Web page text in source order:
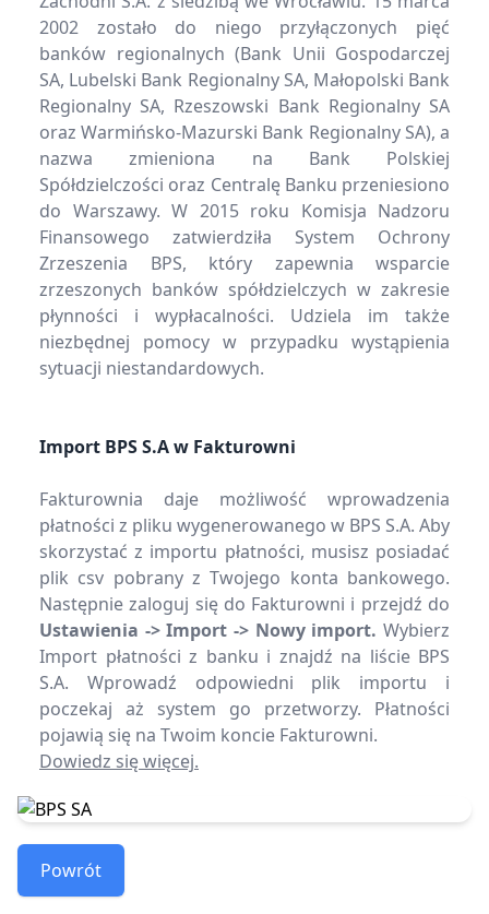
2002 zostało do niego przyłączonych pięć
banków regionalnych (Bank Unii Gospodarczej
SA, Lubelski Bank Regionalny SA, Małopolski Bank
Regionalny SA, Rzeszowski Bank Regionalny SA
oraz Warmińsko-Mazurski Bank Regionalny SA), a
nazwa zmieniona na Bank Polskiej
Spółdzielczości oraz Centralę Banku przeniesiono
do Warszawy. W 2015 roku Komisja Nadzoru
Finansowego zatwierdziła System Ochrony
Zrzeszenia BPS, który zapewnia wsparcie
zrzeszonych banków spółdzielczych w zakresie
płynności i wypłacalności. Udziela im także
niezbędnej pomocy w przypadku wystąpienia
sytuacji niestandardowych.
Import BPS S.A w Fakturowni
Fakturownia daje możliwość wprowadzenia
płatności z pliku wygenerowanego w BPS S.A. Aby
skorzystać z importu płatności, musisz posiadać
plik csv pobrany z Twojego konta bankowego.
Następnie zaloguj się do Fakturowni i przejdź do
Ustawienia -> Import -> Nowy import. Wybierz
Import płatności z banku i znajdź na liście BPS
S.A. Wprowadź odpowiedni plik importu i
poczekaj aż system go przetworzy. Płatności
Dowiedz się więcej.
Powrót